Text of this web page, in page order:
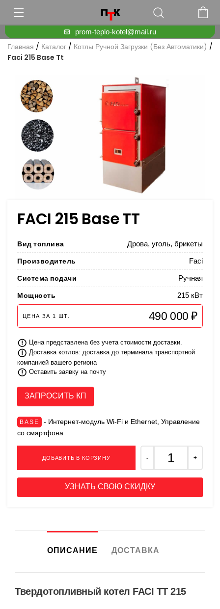
prom-teplo-kotel@mail.ru
Главная / Каталог / Котлы Ручной Загрузки (без Автоматики) /
Faci 215 Base Tt
FACI 215 Base TT
Вид топлива Дрова, уголь, брикеты
Производитель Faci
Система подачи Ручная
Мощность 215 кВт
ЦЕНА ЗА 1 ШТ. 490 000 ₽
Цена представлена без учета стоимости доставки.
Доставка котлов: доставка до терминала транспортной
компанией вашего региона
Оставить заявку на почту
ЗАПРОСИТЬ КП
BASE
- Интернет-модуль Wi-Fi и Ethernet, Управление
со смартфона
ДОБАВИТЬ В КОРЗИНУ
УЗНАТЬ СВОЮ СКИДКУ
ОПИСАНИЕ ДОСТАВКА
Твердотопливный котел FACI TT 215